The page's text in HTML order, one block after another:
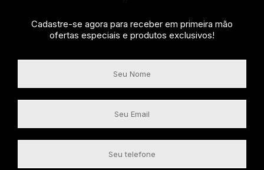
Cadastre-se agora para receber em primeira mão
ofertas especiais e produtos exclusivos!